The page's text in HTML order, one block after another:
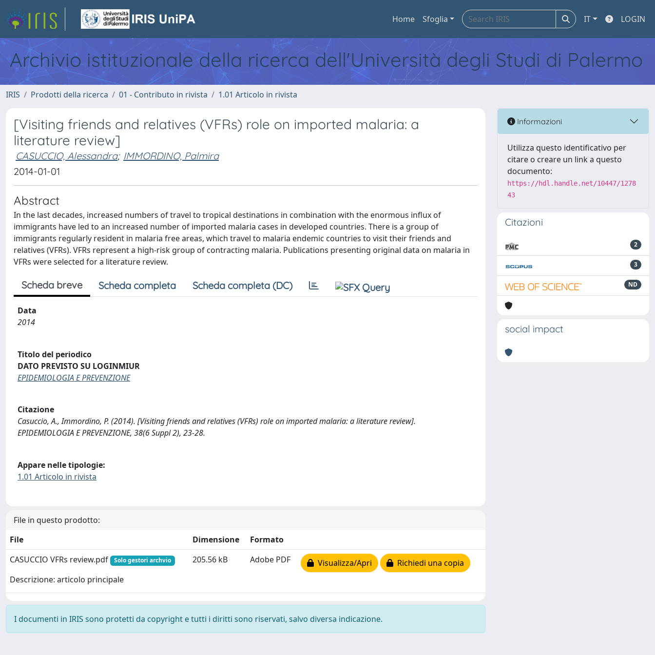
Home Sfoglia IT LOGIN
Archivio istituzionale della ricerca dell'Università degli Studi di Palermo
IRIS Prodotti della ricerca 01 - Contributo in rivista 1.01 Articolo in rivista
[Visiting friends and relatives (VFRs) role on imported malaria: a
literature review]
CASUCCIO, Alessandra; IMMORDINO, Palmira
2014-01-01
Abstract
In the last decades, increased numbers of travel to tropical destinations in combination with the enormous influx of
immigrants have led to an increased number of imported malaria cases in developed countries. There is a group of
immigrants regularly resident in malaria free areas, which travel to malaria endemic countries to visit their friends and
relatives (VFRs). VFRs represent a high-risk group of contracting malaria. Publications presenting original data on malaria in
VFRs were selected for a literature review.
Scheda breve Scheda completa Scheda completa (DC)
Data
2014
Titolo del periodico
DATO PREVISTO SU LOGINMIUR
EPIDEMIOLOGIA E PREVENZIONE
Citazione
Casuccio, A., Immordino, P. (2014). [Visiting friends and relatives (VFRs) role on imported malaria: a literature review].
EPIDEMIOLOGIA E PREVENZIONE, 38(6 Suppl 2), 23-28.
Appare nelle tipologie:
1.01 Articolo in rivista
File in questo prodotto:
File
Dimensione
Formato
CASUCCIO VFRs review.pdf
Solo gestori archvio
Descrizione: articolo principale
205.56 kB Adobe PDF Visualizza/Apri Richiedi una copia
I documenti in IRIS sono protetti da copyright e tutti i diritti sono riservati, salvo diversa indicazione.
Informazioni
Utilizza questo identificativo per
citare o creare un link a questo
documento:
https://hdl.handle.net/10447/1278
43
Citazioni
2
3
ND
social impact